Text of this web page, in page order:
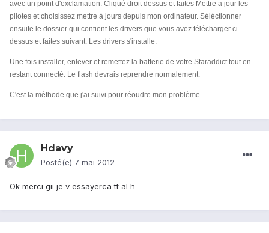
avec un point d'exclamation. Cliqué droit dessus et faites Mettre a jour les
pilotes et choisissez mettre à jours depuis mon ordinateur. Séléctionner
ensuite le dossier qui contient les drivers que vous avez télécharger ci
dessus et faites suivant. Les drivers s'installe.
Une fois installer, enlever et remettez la batterie de votre Staraddict tout en
restant connecté. Le flash devrais reprendre normalement.
C'est la méthode que j'ai suivi pour réoudre mon problème..
Hdavy
Posté(e) 7 mai 2012
Ok merci gii je v essayerca tt al h